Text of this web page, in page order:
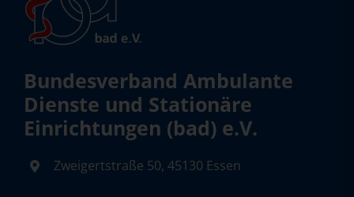
Bundesverband Ambulante
Dienste und Stationäre
Einrichtungen (bad) e.V.
Zweigertstraße 50, 45130 Essen